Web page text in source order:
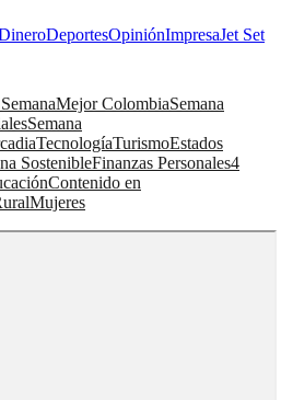
DeportesOpiniónImpresaJet Set
Mejor ColombiaSemana
Semana
TecnologíaTurismoEstados
SostenibleFinanzas Personales4
Contenido en
Mujeres